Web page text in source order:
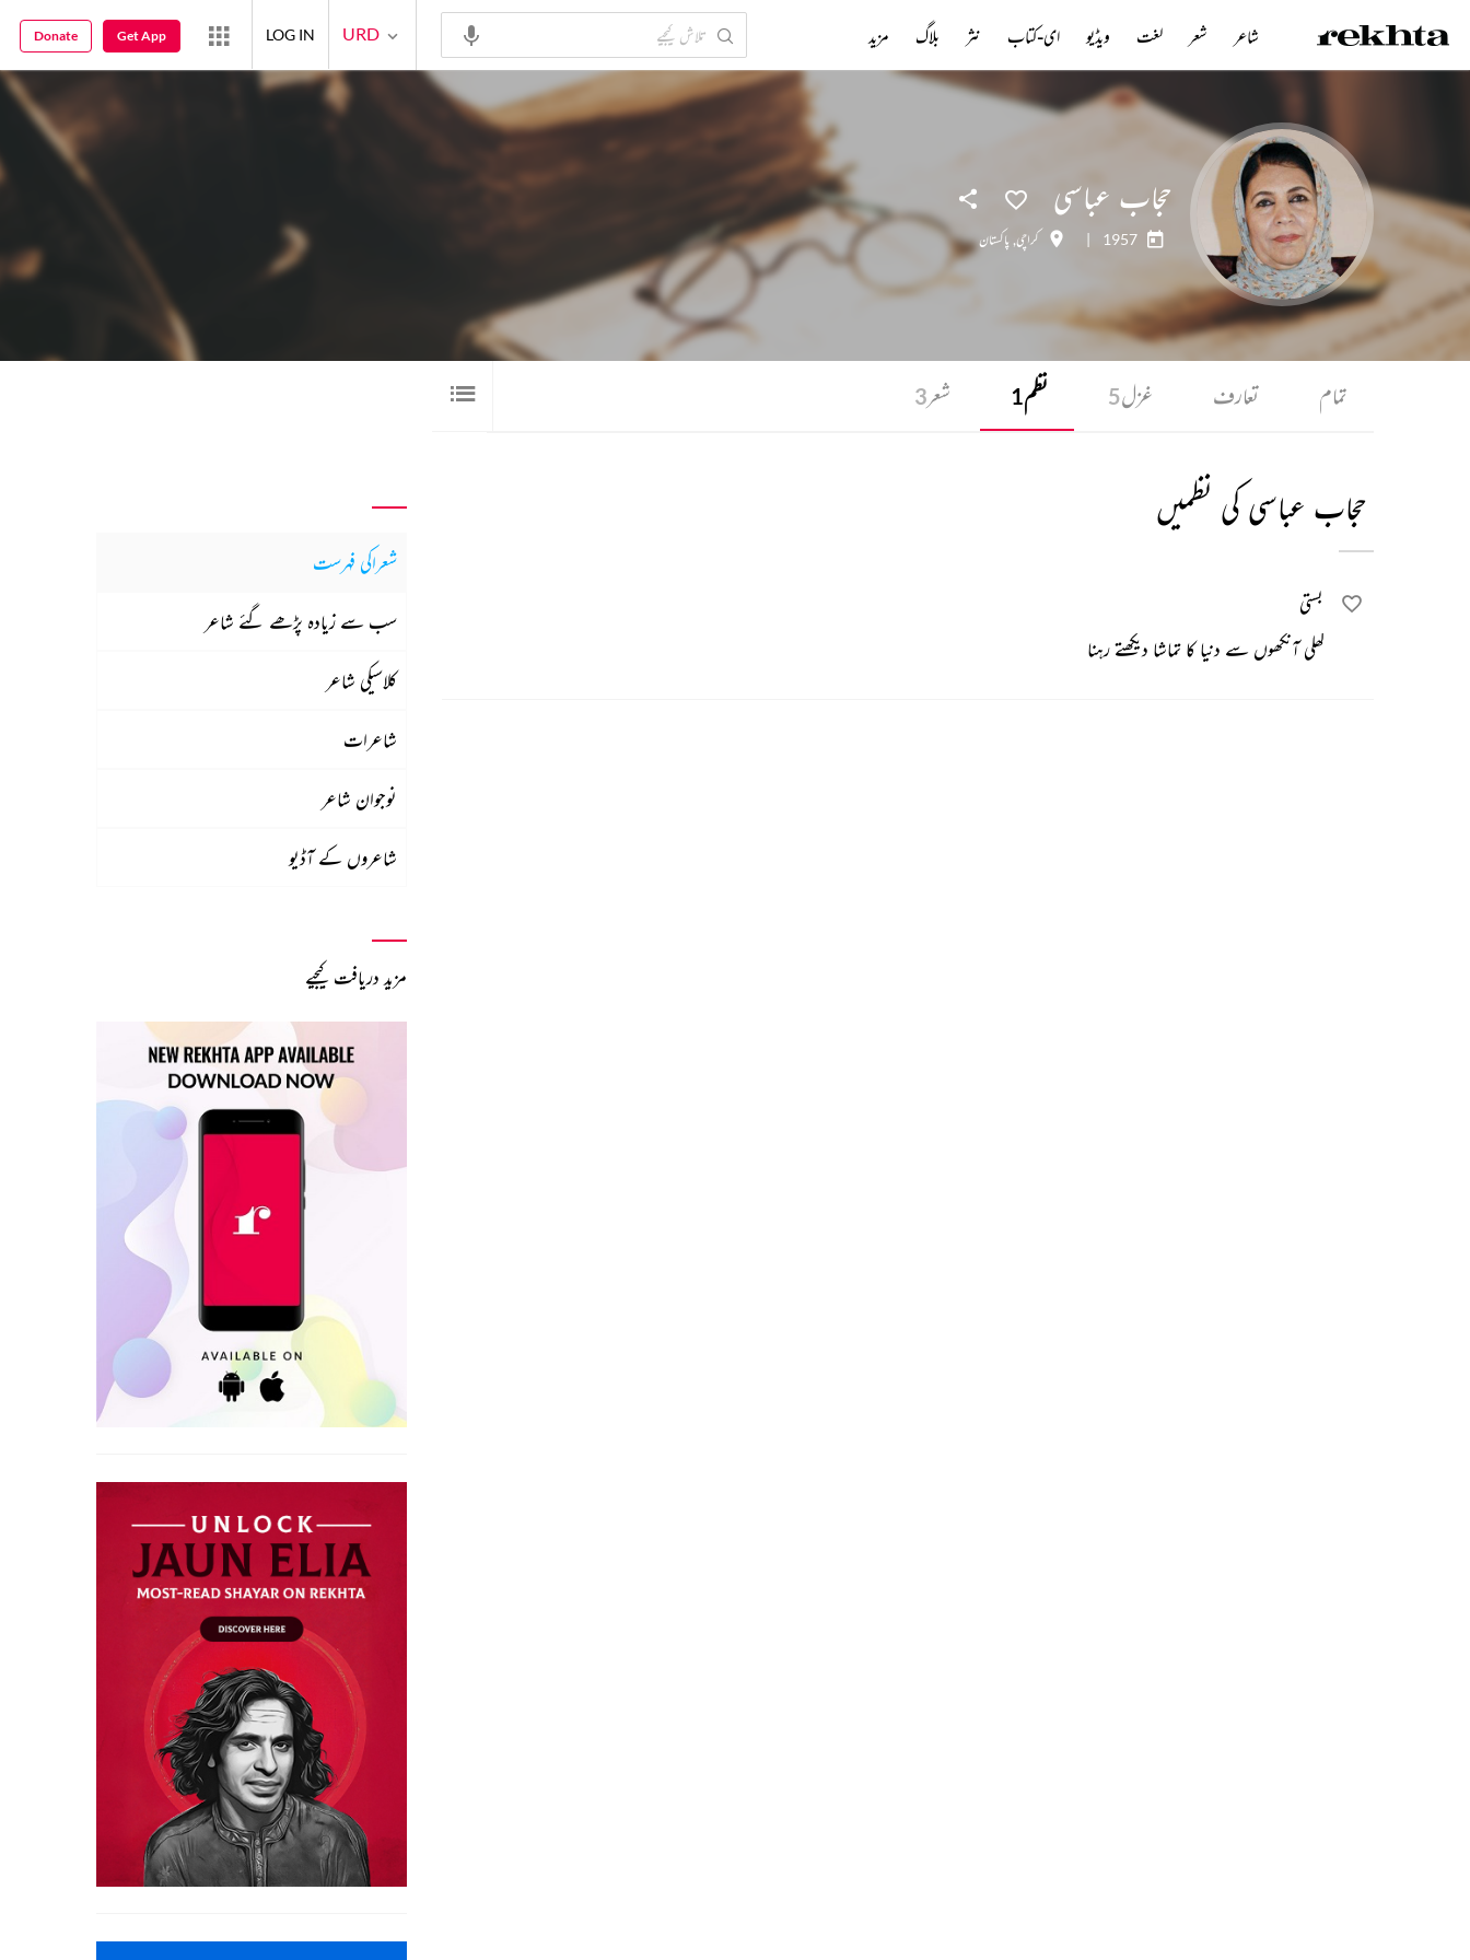
حجاب عباسی
1957
| کراچی, پاکستان
تمام تعارف غزل5 نظم1 شعر3
حجاب عباسی کی نظمیں
بستی
کھلی آنکھوں سے دنیا کا تماشا دیکھتے رہنا
شعراکی فہرست
سب سے زیادہ پڑھے گئے شاعر
کلاسیکی شاعر
شاعرات
نوجوان شاعر
شاعروں کے آڈیو
مزید دریافت کیجیے
شاعر شعر لغت ویڈیو ای-کتاب نثر بلاگ مزید URD
LOG IN
Get App
Donate